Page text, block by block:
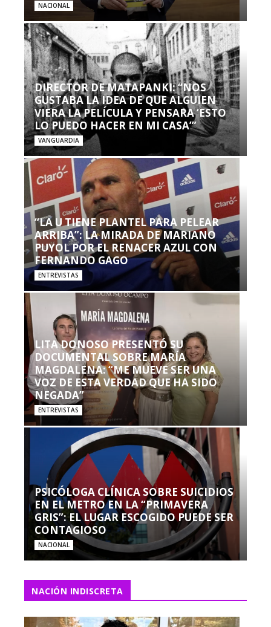
NACIONAL
DIRECTOR DE MATAPANKI: “NOS
GUSTABA LA IDEA DE QUE ALGUIEN
VIERA LA PELÍCULA Y PENSARA ‘ESTO
LO PUEDO HACER EN MI CASA’”
VANGUARDIA
“LA U TIENE PLANTEL PARA PELEAR
ARRIBA”: LA MIRADA DE MARIANO
PUYOL POR EL RENACER AZUL CON
FERNANDO GAGO
ENTREVISTAS
LITA DONOSO PRESENTÓ SU
DOCUMENTAL SOBRE MARÍA
MAGDALENA: “ME MUEVE SER UNA
VOZ DE ESTA VERDAD QUE HA SIDO
NEGADA”
ENTREVISTAS
PSICÓLOGA CLÍNICA SOBRE SUICIDIOS
EN EL METRO EN LA “PRIMAVERA
GRIS”: EL LUGAR ESCOGIDO PUEDE SER
CONTAGIOSO
NACIONAL
NACIÓN INDISCRETA